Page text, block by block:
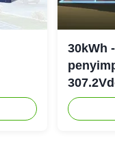
30kWh